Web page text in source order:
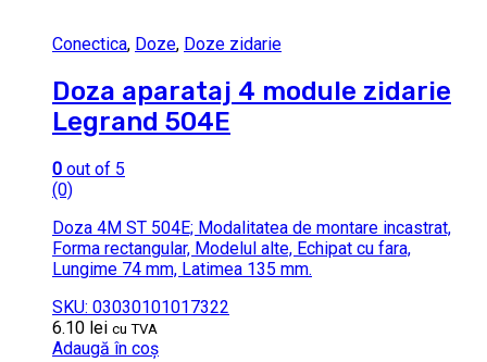
Conectica, Doze, Doze zidarie
Doza aparataj 4 module zidarie
Legrand 504E
0 out of 5
(0)
Doza 4M ST 504E; Modalitatea de montare incastrat,
Forma rectangular, Modelul alte, Echipat cu fara,
Lungime 74 mm, Latimea 135 mm.
SKU: 03030101017322
6.10 lei cu TVA
Adaugă în coș